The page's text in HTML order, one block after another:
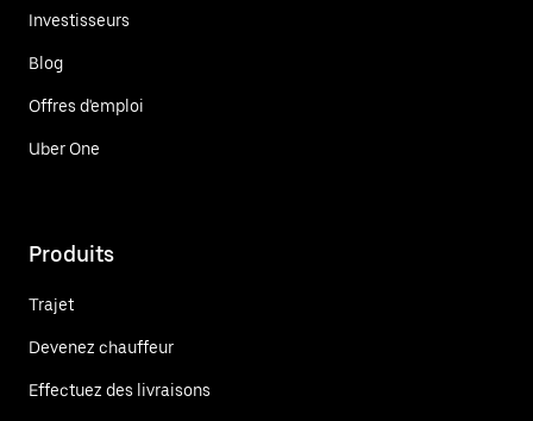
Investisseurs
Blog
Offres d'emploi
Uber One
Produits
Trajet
Devenez chauffeur
Effectuez des livraisons